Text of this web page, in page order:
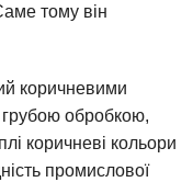
тому він
коричневими
грубою обробкою,
коричневі кольори
промислової